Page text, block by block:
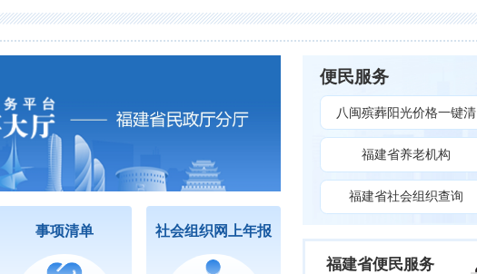
事项清单 社会组织网上年报
便民服务
八闽殡葬阳光价格一键清
福建省养老机构
福建省社会组织查询
福建省便民服务